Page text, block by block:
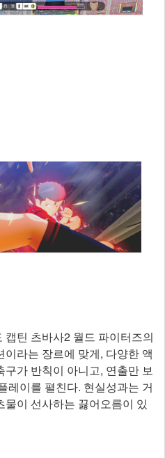
틴 츠바사2 월드 파이터즈의
라는 장르에 맞게, 다양한 액
가 반칙이 아니고, 연출만 보
레이를 펼친다. 현실성과는 거
이 선사하는 끓어오름이 있